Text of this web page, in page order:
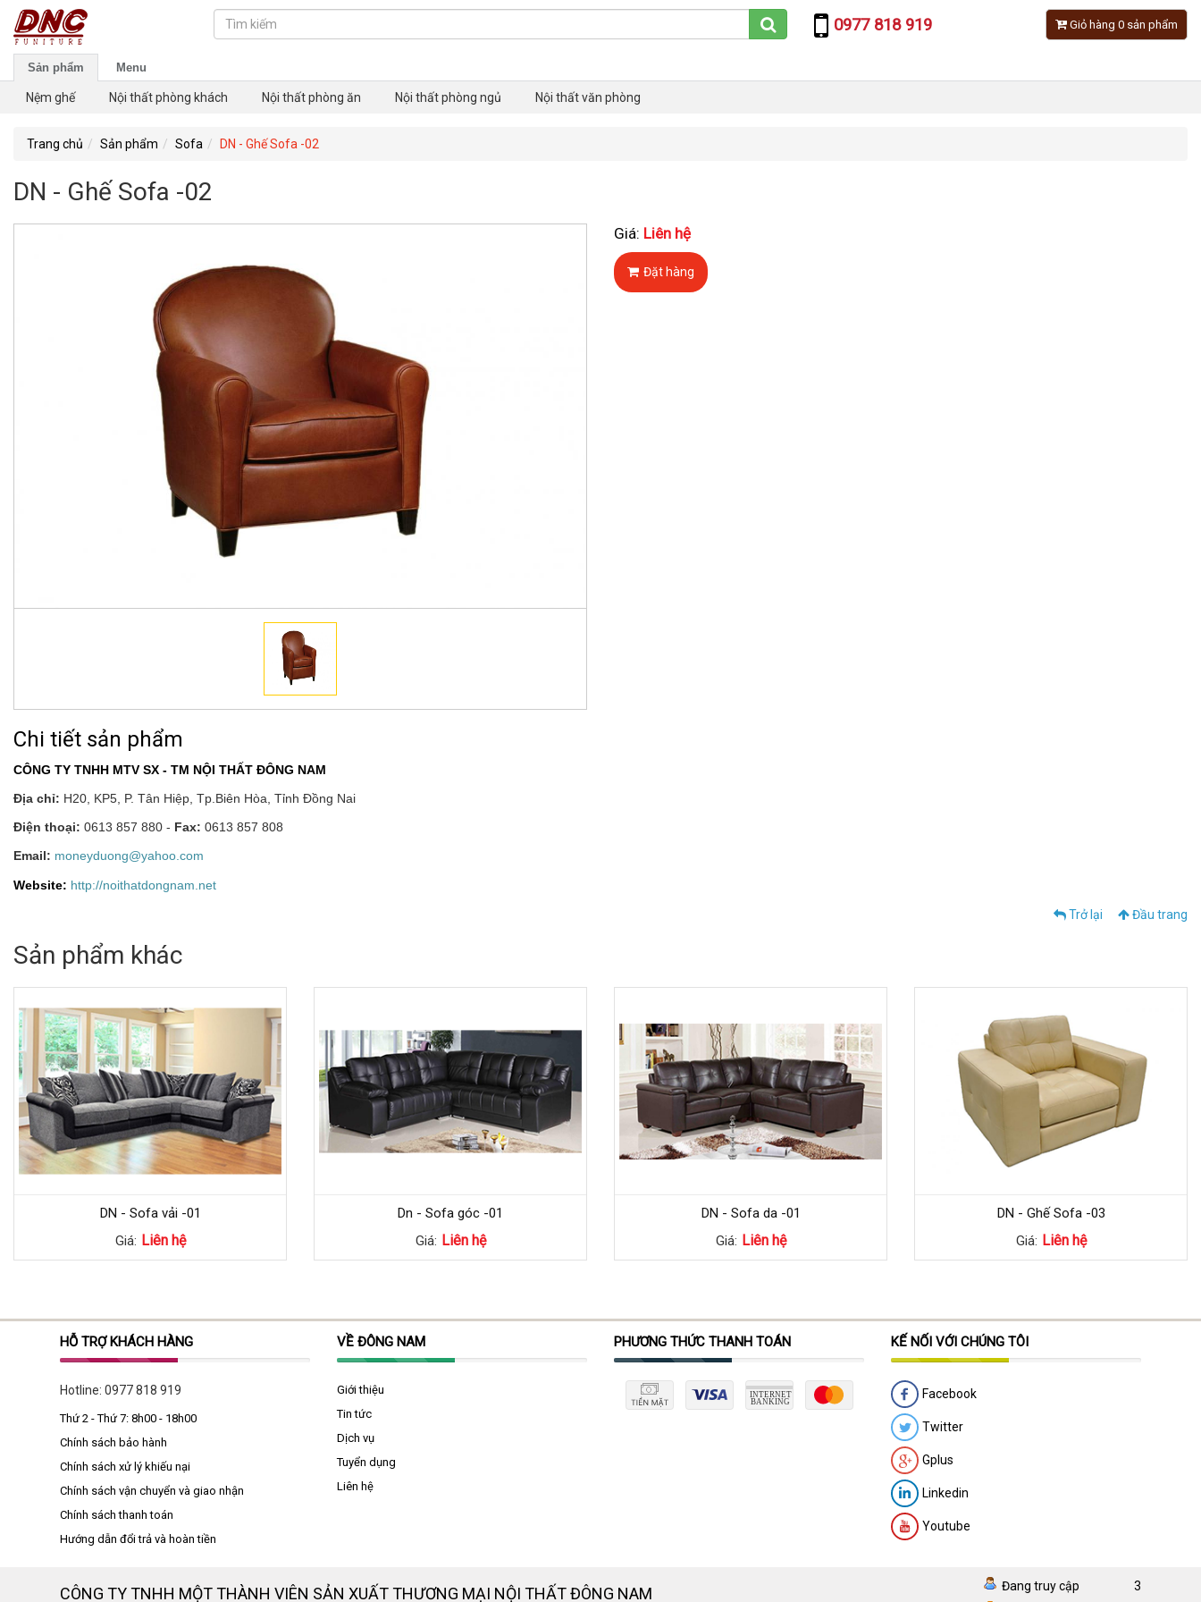
0977 818 919 Giỏ hàng 0 sản phẩm
Sản phẩm Menu
Nệm ghế Nội thất phòng khách Nội thất phòng ăn Nội thất phòng ngủ Nội thất văn phòng
Trang chủ Sản phẩm Sofa DN - Ghế Sofa -02
DN - Ghế Sofa -02
Giá: Liên hệ
Đặt hàng
Chi tiết sản phẩm
CÔNG TY TNHH MTV SX - TM NỘI THẤT ĐÔNG NAM
Địa chỉ: H20, KP5, P. Tân Hiệp, Tp.Biên Hòa, Tỉnh Đồng Nai
Điện thoại: 0613 857 880 - Fax: 0613 857 808
Email: moneyduong@yahoo.com
Website: http://noithatdongnam.net
Trở lại Đầu trang
Sản phẩm khác
DN - Sofa vải -01
Giá: Liên hệ
Dn - Sofa góc -01
Giá: Liên hệ
DN - Sofa da -01
Giá: Liên hệ
DN - Ghế Sofa -03
Giá: Liên hệ
HỖ TRỢ KHÁCH HÀNG
Hotline: 0977 818 919
Thứ 2 - Thứ 7: 8h00 - 18h00
Chính sách bảo hành
Chính sách xử lý khiếu nại
Chính sách vận chuyển và giao nhận
Chính sách thanh toán
Hướng dẫn đổi trả và hoàn tiền
VỀ ĐÔNG NAM
Giới thiệu
Tin tức
Dịch vụ
Tuyển dụng
Liên hệ
PHƯƠNG THỨC THANH TOÁN KẾ NỐI VỚI CHÚNG TÔI
Facebook
Twitter
Gplus
Linkedin
Youtube
CÔNG TY TNHH MỘT THÀNH VIÊN SẢN XUẤT THƯƠNG MẠI NỘI THẤT ĐÔNG NAM Đang truy cập 3